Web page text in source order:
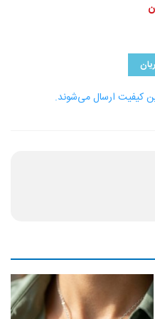
کیفیت ارسال می‌شوند.